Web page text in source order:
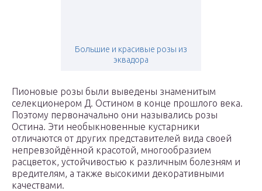
Большие и красивые розы из
эквадора
Пионовые розы были выведены знаменитым
селекционером Д. Остином в конце прошлого века.
Поэтому первоначально они назывались розы
Остина. Эти необыкновенные кустарники
отличаются от других представителей вида своей
непревзойдённой красотой, многообразием
расцветок, устойчивостью к различным болезням и
вредителям, а также высокими декоративными
качествами.